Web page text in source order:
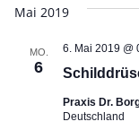
wählen.
Mai 2019
MO.
6
6. Mai 2019 @
Praxis Dr.
Deutschland